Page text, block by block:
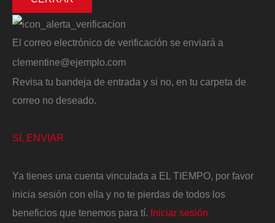
El correo electrónico de verificación se enviará a
clementine@ejemplo.com
Revisa tu bandeja de entrada y si no, en tu carpeta de
correo no deseado.
SI, ENVIAR
Ya tienes una cuenta vinculada a EL TIEMPO, por favor
inicia sesión con ella y no te pierdas de todos los
beneficios que tenemos para tí. Iniciar sesión